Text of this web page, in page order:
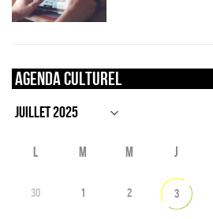
Agenda culturel
L M M J
30 1 2 3